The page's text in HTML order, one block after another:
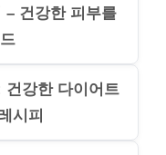
– 건강한 피부를
건강한 다이어트
시피